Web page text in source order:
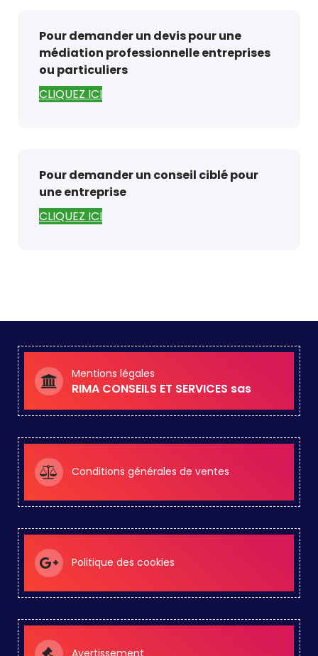
Pour demander un devis pour une
médiation professionnelle entreprises
ou particuliers
CLIQUEZ ICI
Pour demander un conseil ciblé pour
une entreprise
CLIQUEZ ICI
Mentions légales
RIMA CONSEILS ET SERVICES sas
Conditions générales de ventes
Politique des cookies